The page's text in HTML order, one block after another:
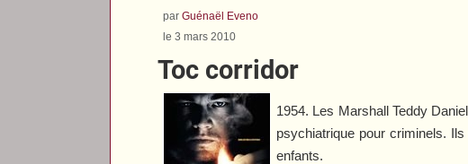
parGuénaël Eveno
le 3 mars 2010
Toc corridor
1954. Les Marshall Teddy
psychiatrique pour criminels.
enfants.